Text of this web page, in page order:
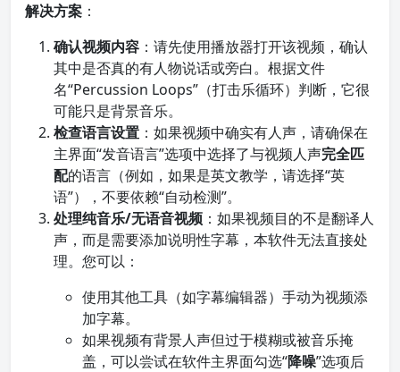
解决方案 ：
确认视频内容 ：请先使用播放器打开该视频，确认
其中是否真的有人物说话或旁白。根据文件
名“Percussion Loops”（打击乐循环）判断，它很
可能只是背景音乐。
检查语言设置 ：如果视频中确实有人声，请确保在
主界面“发音语言”选项中选择了与视频人声完全匹
配的语言（例如，如果是英文教学，请选择“英
语”），不要依赖“自动检测”。
处理纯音乐/无语音视频 ：如果视频目的不是翻译人
声，而是需要添加说明性字幕，本软件无法直接处
理。您可以：
使用其他工具（如字幕编辑器）手动为视频添
加字幕。
如果视频有背景人声但过于模糊或被音乐掩
盖，可以尝试在软件主界面勾选“降噪”选项后